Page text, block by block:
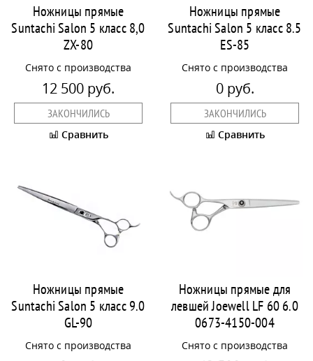
Ножницы прямые
Suntachi Salon 5 класс 8,0
ZX-80
Снято с производства
12 500 руб.
ЗАКОНЧИЛИСЬ
Сравнить
Ножницы прямые
Suntachi Salon 5 класс 8.5
ES-85
Снято с производства
0 руб.
ЗАКОНЧИЛИСЬ
Сравнить
Ножницы прямые
Suntachi Salon 5 класс 9.0
GL-90
Снято с производства
Ножницы прямые для
левшей Joewell LF 60 6.0
0673-4150-004
Снято с производства